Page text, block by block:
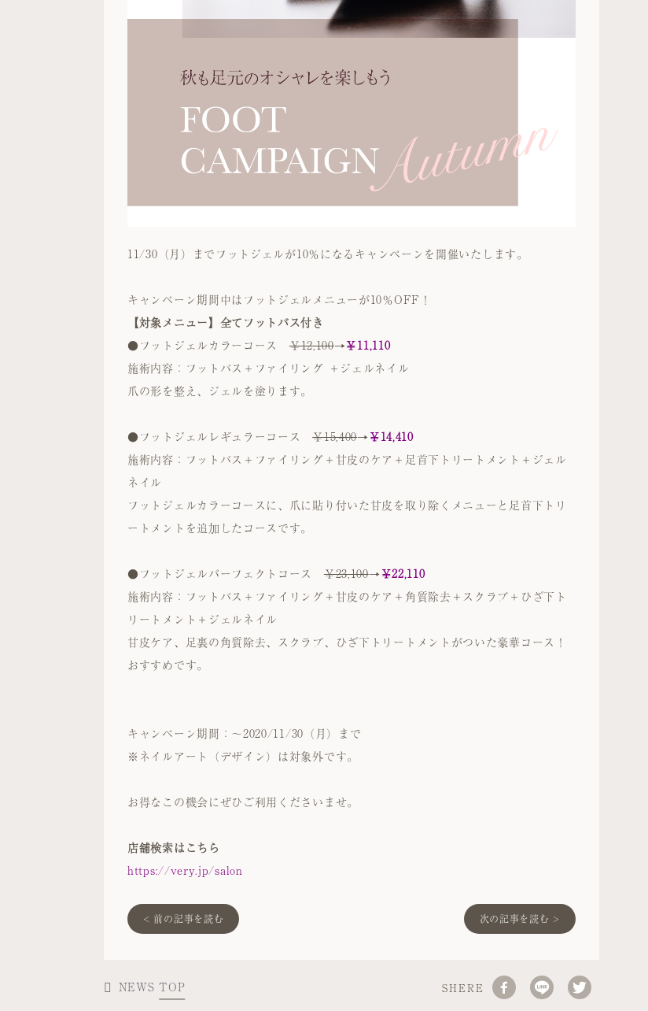
11/30 （月）までフットジェルが10％になるキャンペーンを開催いたします。
キャンペーン期間中はフットジェルメニューが10％OFF！
【対象メニュー】全てフットバス付き
●フットジェルカラーコース￥12,100→￥11,110
施術内容：フットバス＋ファイリング ＋ジェルネイル
爪の形を整え、ジェルを塗ります。
●フットジェルレギュラーコース￥15,400→ ￥14,410
施術内容：フットバス＋ファイリング＋甘皮のケア＋足首下トリートメント＋ジェル
ネイル
フットジェルカラーコースに、爪に貼り付いた甘皮を取り除くメニューと足首下トリ
ートメントを追加したコースです。
●フットジェルパーフェクトコース ￥23,100→ ￥22,110
施術内容：フットバス＋ファイリング＋甘皮のケア＋角質除去＋スクラブ＋ひざ下ト
リートメント＋ジェルネイル
甘皮ケア、足裏の角質除去、スクラブ、ひざ下トリートメントがついた豪華コース！
おすすめです。
キャンペーン期間：〜2020/11/30（月）まで
※ネイルアート（デザイン）は対象外です。
お得なこの機会にぜひご利用くださいませ。
店舗検索はこちら
https://very.jp/salon
< 前の記事を読む 次の記事を読む >
NEWS TOP SHERE